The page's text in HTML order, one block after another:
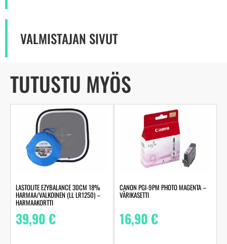
VALMISTAJAN SIVUT
TUTUSTU MYÖS
LASTOLITE EZYBALANCE 30CM 18%
HARMAA/VALKOINEN (LL LR1250) –
HARMAAKORTTI
39,90€
CANON PGI-9PM PHOTO MAGENTA –
VÄRIKASETTI
16,90€